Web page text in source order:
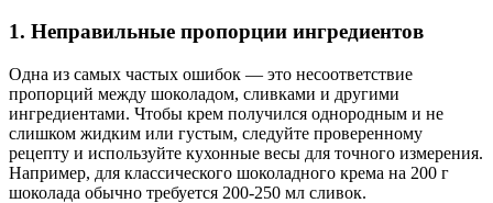
1. Неправильные пропорции ингредиентов
Одна из самых частых ошибок — это несоответствие
пропорций между шоколадом, сливками и другими
ингредиентами. Чтобы крем получился однородным и не
слишком жидким или густым, следуйте проверенному
рецепту и используйте кухонные весы для точного измерения.
Например, для классического шоколадного крема на 200 г
шоколада обычно требуется 200-250 мл сливок.